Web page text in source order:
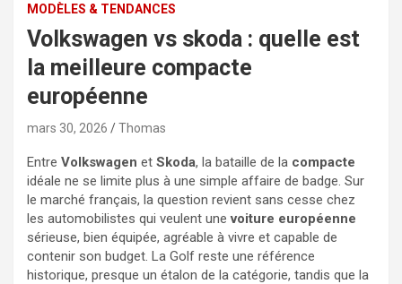
MODÈLES & TENDANCES
Volkswagen vs skoda : quelle est
la meilleure compacte
européenne
mars 30, 2026 Thomas
Entre Volkswagen et Skoda, la bataille de la compacte
idéale ne se limite plus à une simple affaire de badge. Sur
le marché français, la question revient sans cesse chez
les automobilistes qui veulent unevoiture européenne
sérieuse, bien équipée, agréable à vivre et capable de
contenir son budget. La Golf reste une référence
historique, presque un étalon de la catégorie, tandis que la